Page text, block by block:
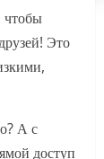
чтобы
Это
А с
доступ